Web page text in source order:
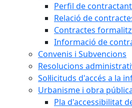
Perfil de
Relació de
Contractes
Informació de
Convenis i Subvencions
Resolucions
Sol·licituds d'accés a la
Urbanisme i obra
Pla d'accessibilitat